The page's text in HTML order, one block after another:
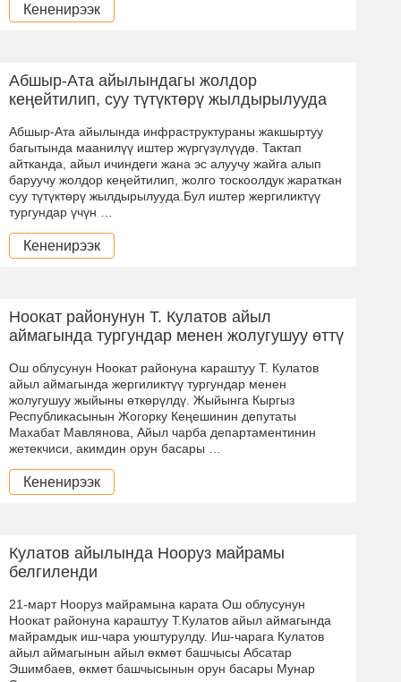
Кененирээк
Абшыр-Ата айылындагы жолдор
кеңейтилип, суу түтүктөрү жылдырылууда
Абшыр-Ата айылында инфраструктураны жакшыртуу
багытында маанилүү иштер жүргүзүлүүдө. Тактап
айтканда, айыл ичиндеги жана эс алуучу жайга алып
баруучу жолдор кеңейтилип, жолго тоскоолдук жараткан
суу түтүктөрү жылдырылууда.Бул иштер жергиликтүү
тургундар үчүн …
Кененирээк
Ноокат районунун Т. Кулатов айыл
аймагында тургундар менен жолугушуу өттү
Ош облусунун Ноокат районуна караштуу Т. Кулатов
айыл аймагында жергиликтүү тургундар менен
жолугушуу жыйыны өткөрүлдү. Жыйынга Кыргыз
Республикасынын Жогорку Кеңешинин депутаты
Махабат Мавлянова, Айыл чарба департаментинин
жетекчиси, акимдин орун басары …
Кененирээк
Кулатов айылында Нооруз майрамы
белгиленди
21-март Нооруз майрамына карата Ош облусунун
Ноокат районуна караштуу Т.Кулатов айыл аймагында
майрамдык иш-чара уюштурулду. Иш-чарага Кулатов
айыл аймагынын айыл өкмөт башчысы Абсатар
Эшимбаев, өкмөт башчысынын орун басары Мунар